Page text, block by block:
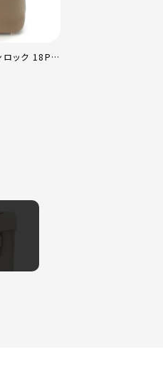
ロック 18PM
ルド金具 エ